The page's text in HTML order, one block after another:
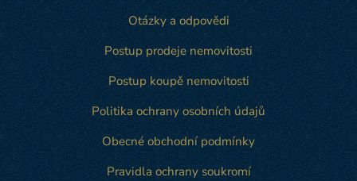
Otázky a odpovědi
Postup prodeje nemovitosti
Postup koupě nemovitosti
Politika ochrany osobních údajů
Obecné obchodní podmínky
Pravidla ochrany soukromí